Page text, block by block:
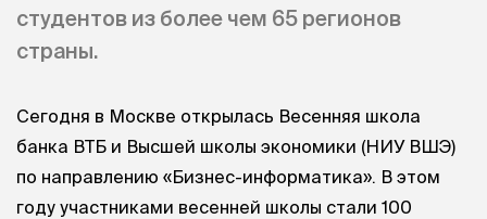
студентов из более чем 65 регионов
страны.
Сегодня в Москве открылась Весенняя школа
банка ВТБ и Высшей школы экономики (НИУ ВШЭ)
по направлению «Бизнес-информатика». В этом
году участниками весенней школы стали 100